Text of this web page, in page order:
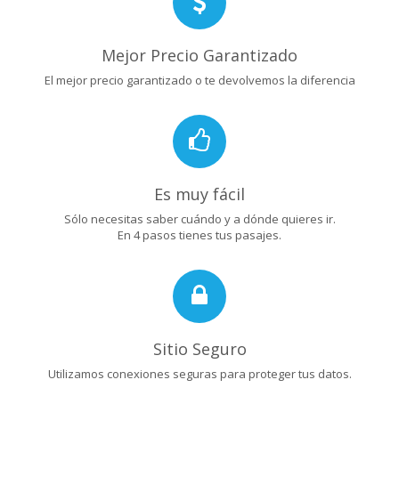
Mejor Precio Garantizado
El mejor precio garantizado o te devolvemos la diferencia
Es muy fácil
Sólo necesitas saber cuándo y a dónde quieres ir.
En 4 pasos tienes tus pasajes.
Sitio Seguro
Utilizamos conexiones seguras para proteger tus datos.